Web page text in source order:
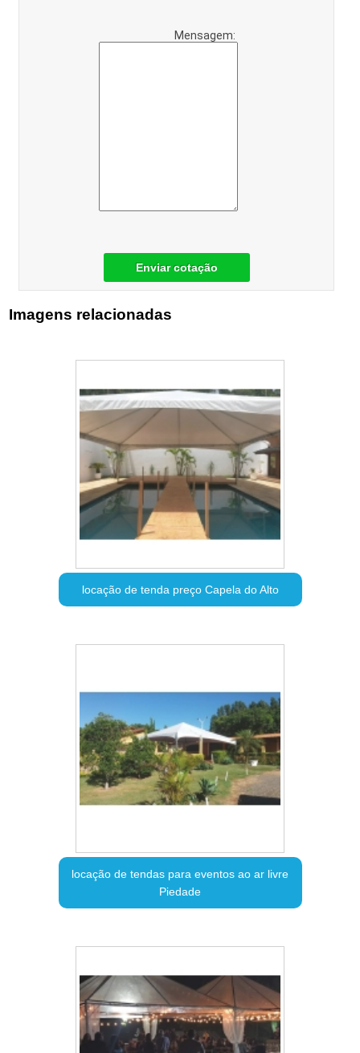
Mensagem:
Enviar cotação
Imagens relacionadas
locação de tenda preço Capela do Alto
locação de tendas para eventos ao ar livre
Piedade